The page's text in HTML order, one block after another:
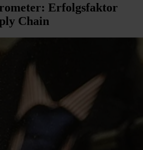
Erfolgsfaktor
Chain